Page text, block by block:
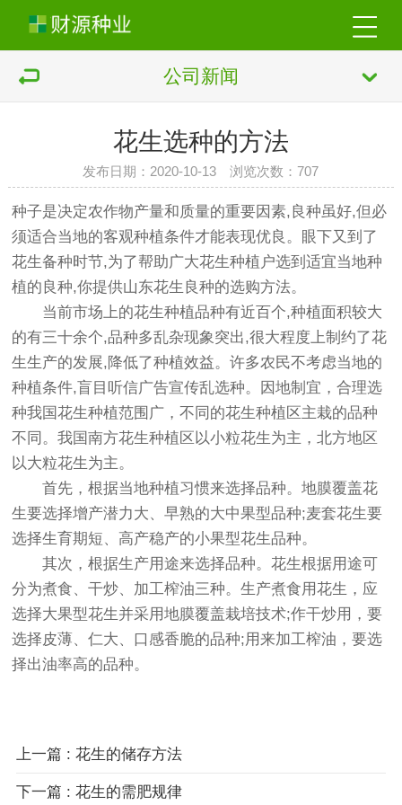
公司新闻
花生选种的方法
发布日期：2020-10-13 浏览次数：707
种子是决定农作物产量和质量的重要因素,良种虽好,但必
须适合当地的客观种植条件才能表现优良。眼下又到了
花生备种时节,为了帮助广大花生种植户选到适宜当地种
植的良种,你提供山东花生良种的选购方法。
当前市场上的花生种植品种有近百个,种植面积较大
的有三十余个,品种多乱杂现象突出,很大程度上制约了花
生生产的发展,降低了种植效益。许多农民不考虑当地的
种植条件,盲目听信广告宣传乱选种。因地制宜，合理选
种我国花生种植范围广，不同的花生种植区主栽的品种
不同。我国南方花生种植区以小粒花生为主，北方地区
以大粒花生为主。
首先，根据当地种植习惯来选择品种。地膜覆盖花
生要选择增产潜力大、早熟的大中果型品种;麦套花生要
选择生育期短、高产稳产的小果型花生品种。
其次，根据生产用途来选择品种。花生根据用途可
分为煮食、干炒、加工榨油三种。生产煮食用花生，应
选择大果型花生并采用地膜覆盖栽培技术;作干炒用，要
选择皮薄、仁大、口感香脆的品种;用来加工榨油，要选
择出油率高的品种。
上一篇 : 花生的储存方法
下一篇 : 花生的需肥规律